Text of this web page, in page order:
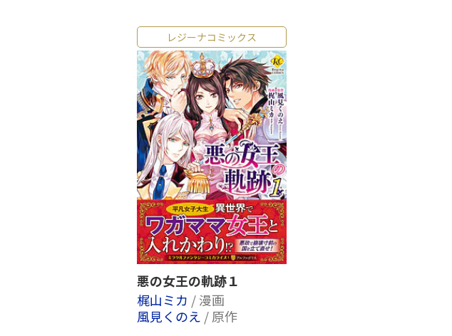
レジーナコミックス
悪の女王の軌跡１
梶山ミカ / 漫画
風見くのえ / 原作